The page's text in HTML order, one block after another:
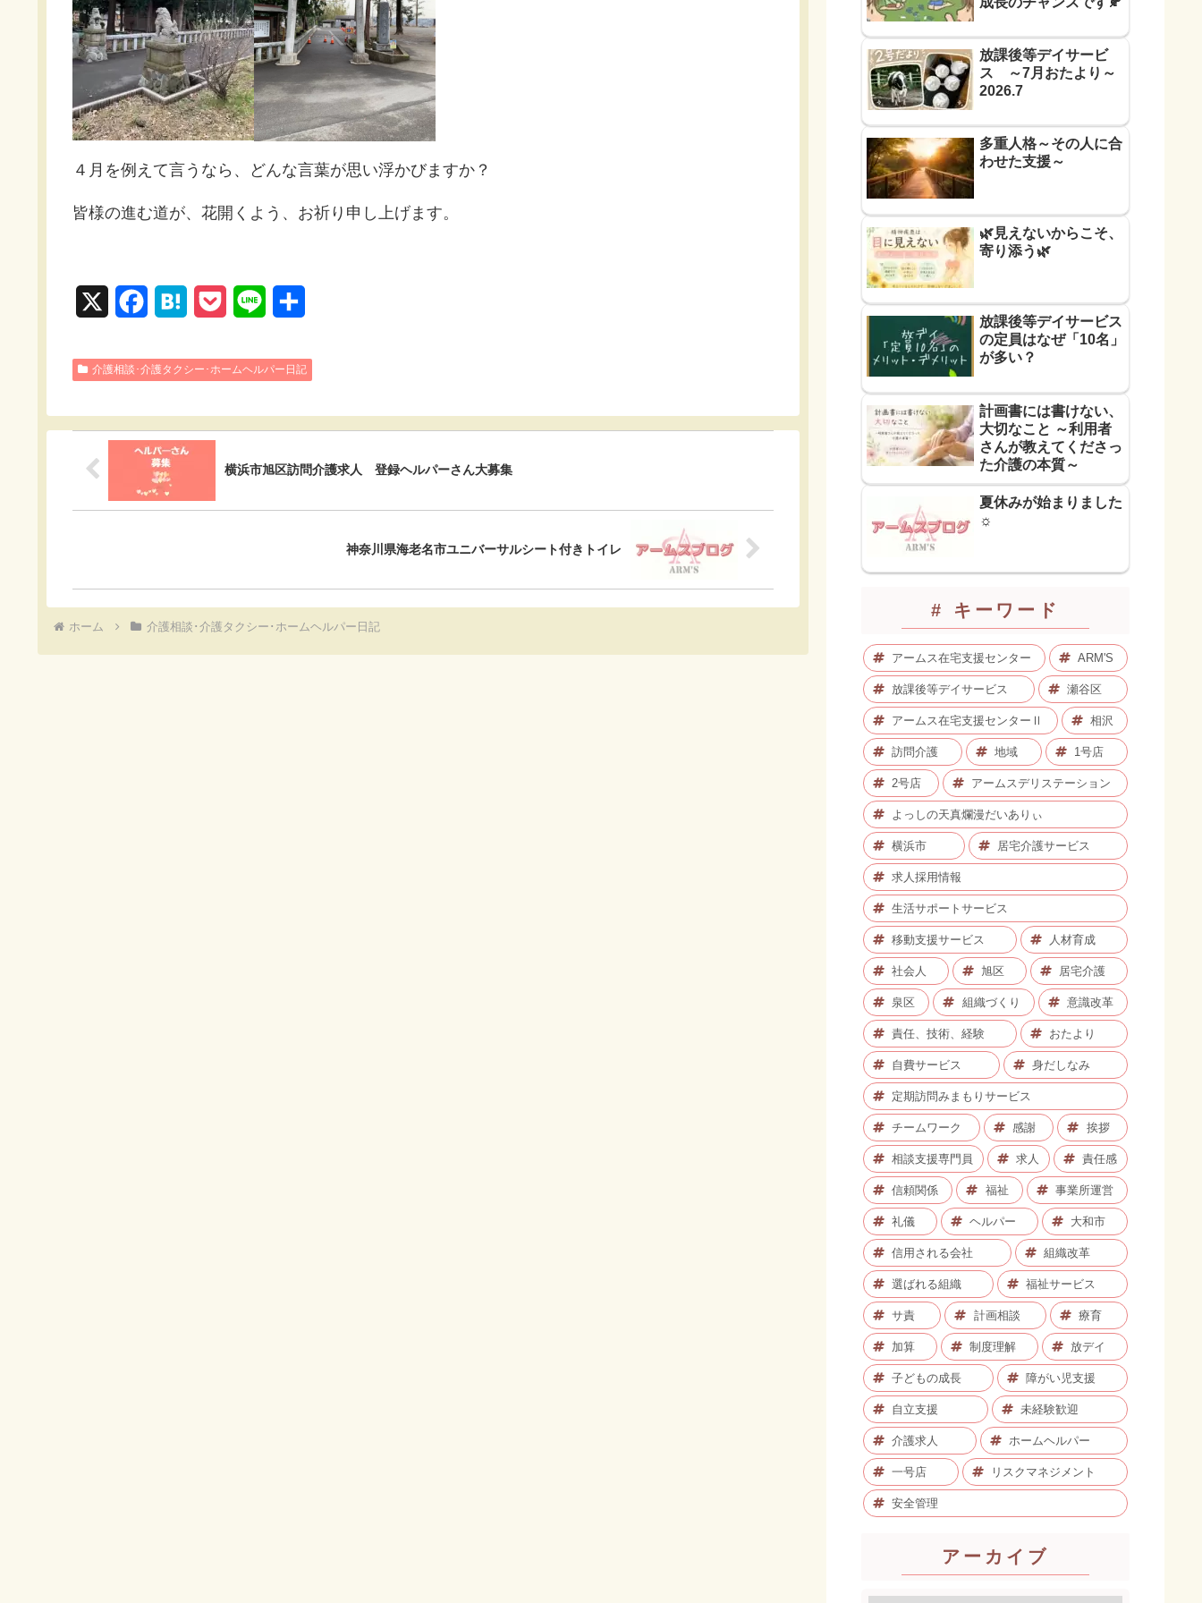
４月を例えて言うなら、どんな言葉が思い浮かびますか？
皆様の進む道が、花開くよう、お祈り申し上げます。
c
b
o
o
t
n
c
e
t
n
介護相談･介護タクシー･ホームヘルパー日記
横浜市旭区訪問介護求人 登録ヘルパーさん大募集
神奈川県海老名市ユニバーサルシート付きトイレ
ホーム 介護相談･介護タクシー･ホームヘルパー日記
放課後等デイサービ
ス ～7月おたより～
2026.7
多重人格～その人に合
わせた支援～
🌿見えないからこそ、
寄り添う🌿
放課後等デイサービス
の定員はなぜ「10名」
が多い？
計画書には書けない、
大切なこと ～利用者
さんが教えてくださっ
た介護の本質～
夏休みが始まりました
☼
# キーワード
アームス在宅支援センター ARM'S
放課後等デイサービス 瀬谷区
アームス在宅支援センターⅡ 相沢
訪問介護 地域 1号店
2号店 アームスデリステーション
よっしの天真爛漫だいありぃ
横浜市 居宅介護サービス
求人採用情報
生活サポートサービス
移動支援サービス 人材育成
社会人 旭区 居宅介護
泉区 組織づくり 意識改革
責任、技術、経験 おたより
自費サービス 身だしなみ
定期訪問みまもりサービス
チームワーク 感謝 挨拶
相談支援専門員 求人 責任感
信頼関係 福祉 事業所運営
礼儀 ヘルパー 大和市
信用される会社 組織改革
選ばれる組織 福祉サービス
サ責 計画相談 療育
加算 制度理解 放デイ
子どもの成長 障がい児支援
自立支援 未経験歓迎
介護求人 ホームヘルパー
一号店 リスクマネジメント
安全管理
アーカイブ